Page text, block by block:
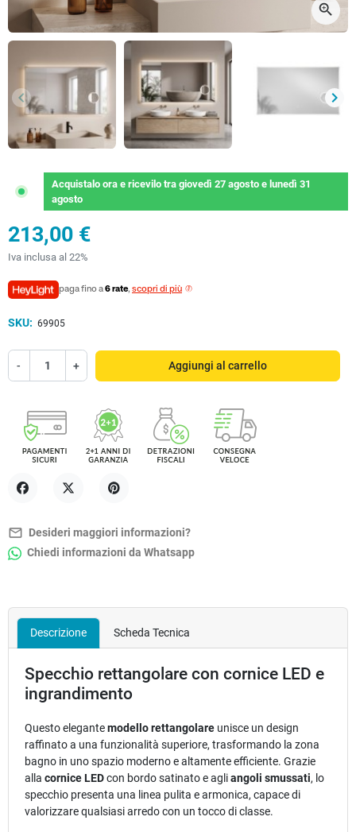
zoom_in
Precedente
keyboard_arrow_left keyboard_arrow_right
Acquistalo orae ricevilo tra giovedì 27 agostoe lunedì 31
agosto
213,00 €
Iva inclusa al 22%
paga fino a6 rate, scopri di più
SKU: 69905
- + Aggiungi al carrello
mail_outline Desideri maggiori informazioni?
Chiedi informazioni da Whatsapp
Descrizione Scheda Tecnica
Specchio rettangolare con cornice LED e
ingrandimento
Questo elegantemodello rettangolare unisce un design
raffinato a una funzionalità superiore, trasformando la zona
bagno in uno spazio moderno e altamente efficiente. Grazie
alla cornice LEDcon bordo satinato e agliangoli smussati, lo
specchio presenta una linea pulita e armonica, capace di
valorizzare qualsiasi arredo con un tocco di classe.